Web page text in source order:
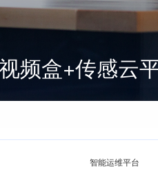
频盒+传感云
智能运维平台